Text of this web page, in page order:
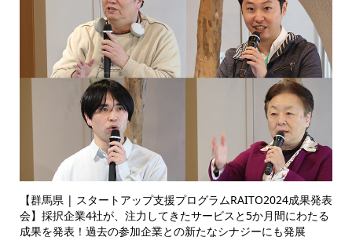
【群馬県 | スタートアップ支援プログラムRAITO2024成果発表
会】採択企業4社が、注力してきたサービスと5か月間にわたる
成果を発表！過去の参加企業との新たなシナジーにも発展